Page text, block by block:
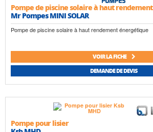
Pompe de piscine solaire à haut rendement
Mr Pompes MINI SOLAR
Pompe de piscine solaire à haut rendement énergétique
VOIR LA FICHE
DEMANDE DE DEVIS
Pompe pour lisier